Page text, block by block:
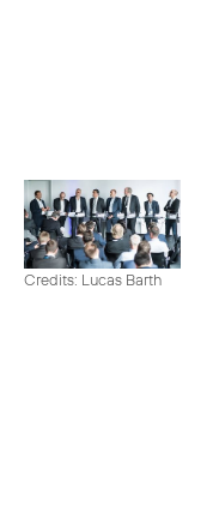
Credits: Lucas Barth